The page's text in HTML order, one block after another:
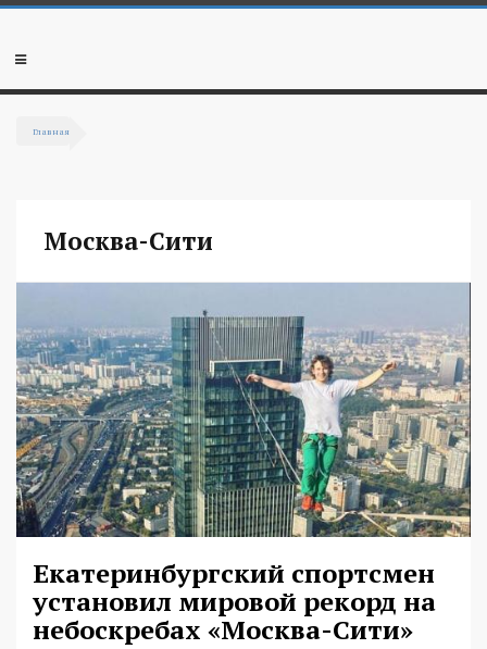
Перейти к основному содержанию
Мобильное
Главная
Москва-Сити
Екатеринбургский спортсмен
установил мировой рекорд на
небоскребах «Москва-Сити»